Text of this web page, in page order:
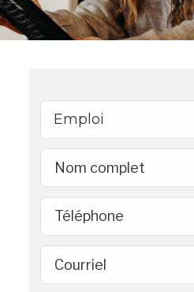
Nom complet
Téléphone
Courriel